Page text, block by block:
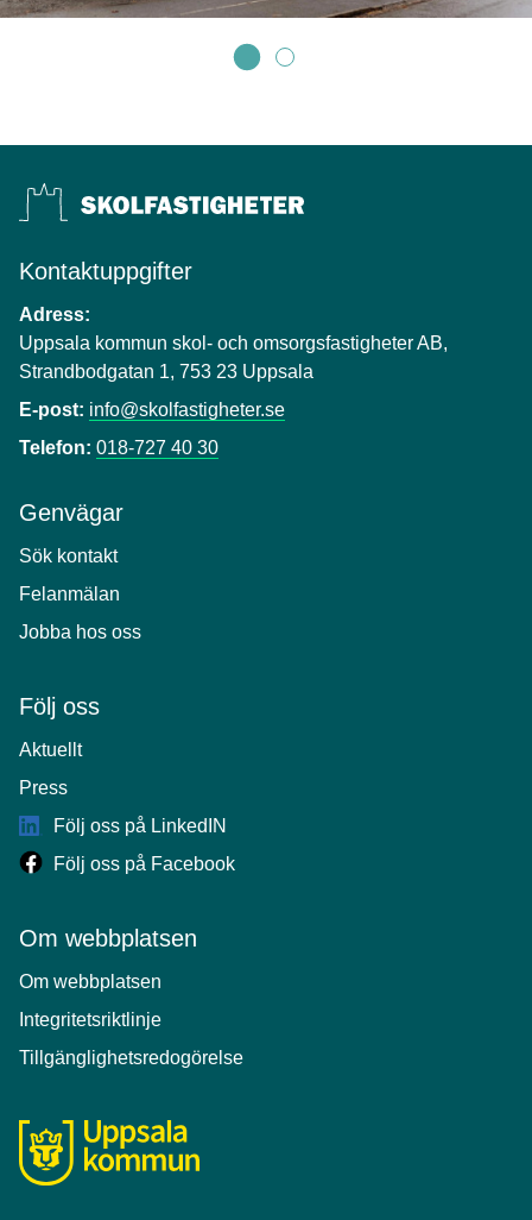
Kontaktuppgifter
Adress:
Uppsala kommun skol- och omsorgsfastigheter AB,
Strandbodgatan 1, 753 23 Uppsala
E-post: info@skolfastigheter.se
Telefon: 018-727 40 30
Genvägar
Sök kontakt
Felanmälan
Jobba hos oss
Följ oss
Aktuellt
Press
Följ oss på LinkedIN
Följ oss på Facebook
Om webbplatsen
Om webbplatsen
Integritetsriktlinje
Tillgänglighetsredogörelse